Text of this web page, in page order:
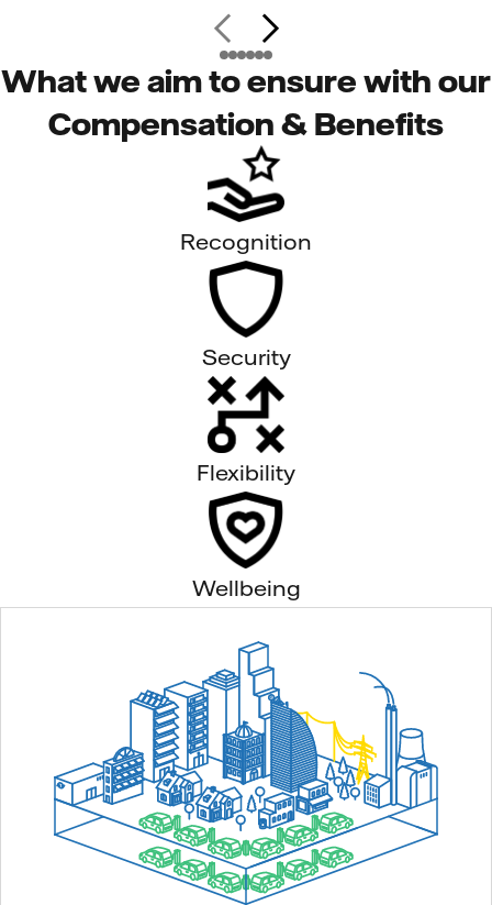
What we aim to ensure with our
Compensation & Benefits
Recognition
Security
Flexibility
Wellbeing